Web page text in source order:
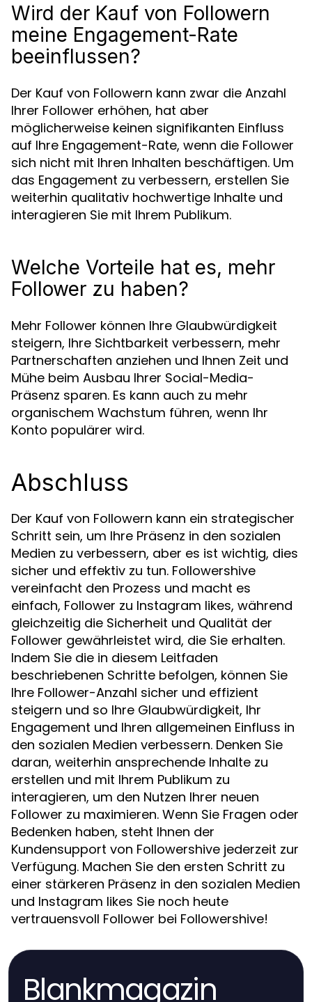
Wird der Kauf von Followern
meine Engagement-Rate
beeinflussen?
Der Kauf von Followern kann zwar die Anzahl
Ihrer Follower erhöhen, hat aber
möglicherweise keinen signifikanten Einfluss
auf Ihre Engagement-Rate, wenn die Follower
sich nicht mit Ihren Inhalten beschäftigen. Um
das Engagement zu verbessern, erstellen Sie
weiterhin qualitativ hochwertige Inhalte und
interagieren Sie mit Ihrem Publikum.
Welche Vorteile hat es, mehr
Follower zu haben?
Mehr Follower können Ihre Glaubwürdigkeit
steigern, Ihre Sichtbarkeit verbessern, mehr
Partnerschaften anziehen und Ihnen Zeit und
Mühe beim Ausbau Ihrer Social-Media-
Präsenz sparen. Es kann auch zu mehr
organischem Wachstum führen, wenn Ihr
Konto populärer wird.
Abschluss
Der Kauf von Followern kann ein strategischer
Schritt sein, um Ihre Präsenz in den sozialen
Medien zu verbessern, aber es ist wichtig, dies
sicher und effektiv zu tun. Followershive
vereinfacht den Prozess und macht es
einfach, Follower zu Instagram likes, während
gleichzeitig die Sicherheit und Qualität der
Follower gewährleistet wird, die Sie erhalten.
Indem Sie die in diesem Leitfaden
beschriebenen Schritte befolgen, können Sie
Ihre Follower-Anzahl sicher und effizient
steigern und so Ihre Glaubwürdigkeit, Ihr
Engagement und Ihren allgemeinen Einfluss in
den sozialen Medien verbessern. Denken Sie
daran, weiterhin ansprechende Inhalte zu
erstellen und mit Ihrem Publikum zu
interagieren, um den Nutzen Ihrer neuen
Follower zu maximieren. Wenn Sie Fragen oder
Bedenken haben, steht Ihnen der
Kundensupport von Followershive jederzeit zur
Verfügung. Machen Sie den ersten Schritt zu
einer stärkeren Präsenz in den sozialen Medien
und Instagram likes Sie noch heute
vertrauensvoll Follower bei Followershive!
Blankmagazin